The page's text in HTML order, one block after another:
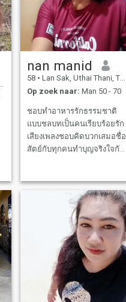
nan manid
58 • Lan Sak, Uthai Thani, Thailand
Op zoek naar: Man 50 - 70
ชอบทำอาหารรักธรรมชาติ
แบบชลบทเป็นคนเรียบร้อยรัก
เสียงเพลงชอบคิดบวกเสมอชื่อ
สัตย์กับทุกคนทำบุญจริงใจกับ